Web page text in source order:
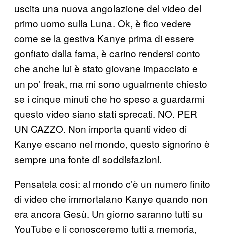
uscita una nuova angolazione del video del
primo uomo sulla Luna. Ok, è fico vedere
come se la gestiva Kanye prima di essere
gonfiato dalla fama, è carino rendersi conto
che anche lui è stato giovane impacciato e
un po’ freak, ma mi sono ugualmente chiesto
se i cinque minuti che ho speso a guardarmi
questo video siano stati sprecati. NO. PER
UN CAZZO. Non importa quanti video di
Kanye escano nel mondo, questo signorino è
sempre una fonte di soddisfazioni.
Pensatela così: al mondo c’è un numero finito
di video che immortalano Kanye quando non
era ancora Gesù. Un giorno saranno tutti su
YouTube e li conosceremo tutti a memoria,